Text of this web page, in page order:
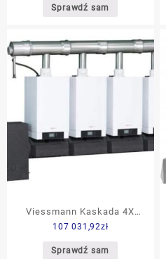
Sprawdź sam
Viessmann Kaskada 4X
Vitodens 200-W 320kW
(B2HAI69)
107 031,92zł
Sprawdź sam